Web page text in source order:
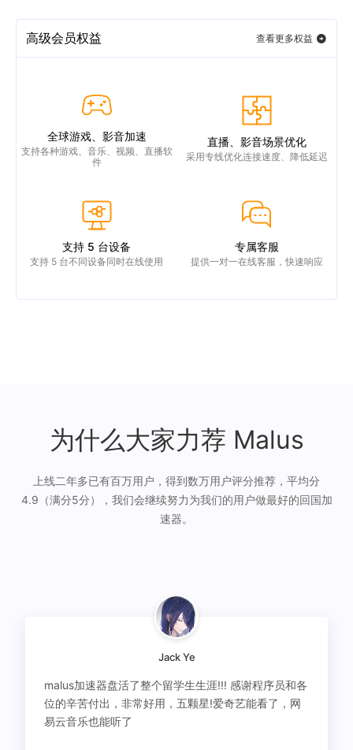
高级会员权益 查看更多权益
全球游戏、影音加速
支持各种游戏、音乐、视频、直播软
件
直播、影音场景优化
采用专线优化连接速度、降低延迟
支持 5 台设备
支持 5 台不同设备同时在线使用
专属客服
提供一对一在线客服，快速响应
为什么大家力荐 Malus
上线二年多已有百万用户，得到数万用户评分推荐，平均分
4.9（满分5分），我们会继续努力为我们的用户做最好的回国加
速器。
Jack Ye
malus加速器盘活了整个留学生生涯!!! 感谢程序员和各
位的辛苦付出，非常好用，五颗星!爱奇艺能看了，网
易云音乐也能听了